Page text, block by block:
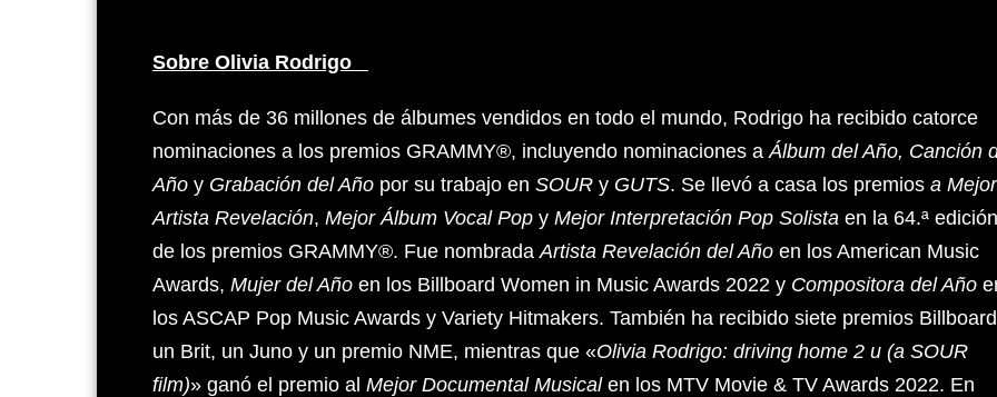
Sobre Olivia Rodrigo
Con más de 36 millones de álbumes vendidos en todo el mundo, Rodrigo ha recibido catorce
nominaciones a los premios GRAMMY®, incluyendo nominaciones a Álbum del Año, Canción
Año y Grabación del Año por su trabajo en SOUR y GUTS. Se llevó a casa los premios a Mejor
Artista Revelación, Mejor Álbum Vocal Pop y Mejor Interpretación Pop Solista en la 64.ª edición
de los premios GRAMMY®. Fue nombrada Artista Revelación del Año en los American Music
Awards, Mujer del Año en los Billboard Women in Music Awards 2022 y Compositora del Año
los ASCAP Pop Music Awards y Variety Hitmakers. También ha recibido siete premios
un Brit, un Juno y un premio NME, mientras que «Olivia Rodrigo: driving home 2 u (a SOUR
film)» ganó el premio al Mejor Documental Musicalen los MTV Movie & TV Awards 2022. En